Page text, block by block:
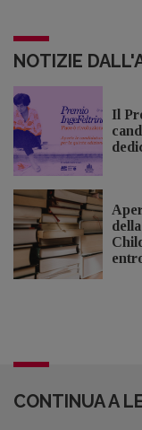
NOTIZIE
Il
CONTINUA A